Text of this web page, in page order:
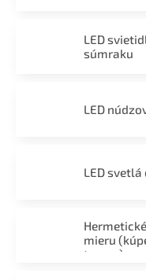
LED
súmraku
LED
LED svetlá
mieru
terasa)